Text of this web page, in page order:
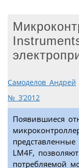
Самоделов Андрей
№ 3’2012
Появившиеся
LM4F,
потребляемой